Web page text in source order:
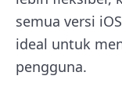
semua versi
ideal untuk
pengguna.